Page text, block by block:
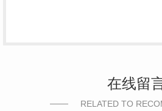
在线留
RELATED TO